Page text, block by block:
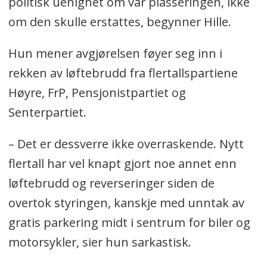
om den skulle erstattes, begynner Hille.
Hun mener avgjørelsen føyer seg inn i
rekken av løftebrudd fra flertallspartiene
Høyre, FrP, Pensjonistpartiet og
Senterpartiet.
– Det er dessverre ikke overraskende. Nytt
flertall har vel knapt gjort noe annet enn
løftebrudd og reverseringer siden de
overtok styringen, kanskje med unntak av
gratis parkering midt i sentrum for biler og
motorsykler, sier hun sarkastisk.